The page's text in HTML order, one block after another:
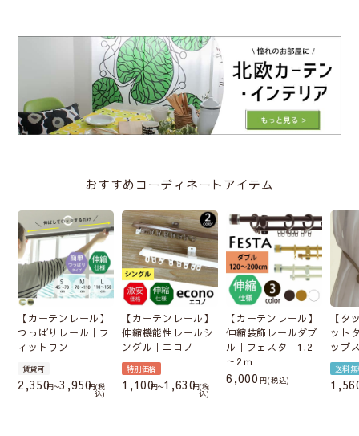
おすすめコーディネートアイテム
【カーテンレール】
つっぱりレール｜フ
ィットワン
賃貸可
2,350 〜3,950 税
込
【カーテンレール】
伸縮機能性レールシ
ングル｜エコノ
特別価格
1,100 〜1,630 税
込
【カーテンレール】
伸縮装飾レールダブ
ル｜フェスタ 1.2
～2ｍ
6,000 税込
【タ
ット
ップ
送料無